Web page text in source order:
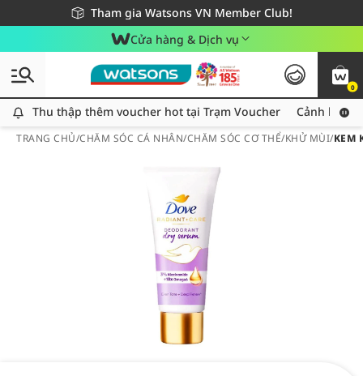
Tham gia Watsons VN Member Club!
Miễn phí giao hàng cho đơn hàng từ 249,000Đ
Giao hàng nhanh 24h - Áp dụng khu vực TP. Hồ Chí Minh
Cửa hàng & Dịch vụ
0
Thu thập thêm voucher hot tại Trạm Voucher
Thu thập thêm voucher hot tại Trạm Voucher Cảnh báo
TRANG CHỦ/CHĂM SÓC CÁ NHÂN/CHĂM SÓC CƠ THỂ/KHỬ MÙI/KEM